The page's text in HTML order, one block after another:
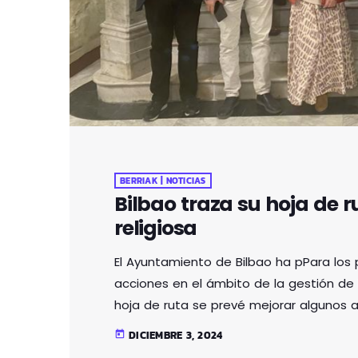
BERRIAK | NOTICIAS
Bilbao traza su hoja de
religiosa
El Ayuntamiento de Bilbao ha pPara
acciones en el ámbito de la gestión de
hoja de ruta se prevé mejorar algunos
difusión del conocimiento de esta
today DICIEMBRE 3, 2024